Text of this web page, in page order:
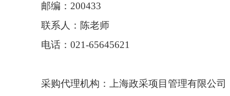
邮编：200433
联系人：陈老师
电话：021-65645621
采购代理机构：上海政采项目管理有限公司